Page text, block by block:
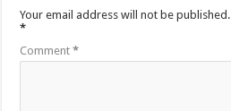
Your email address will not be published.
*
Comment*